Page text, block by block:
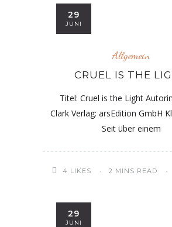
29
JUNI
Allgemein
CRUEL IS THE
Titel: Cruel is the Light
Clark Verlag: arsEdition GmbH
Seit über einem
4 LIKES 2 MINS READ
29
JUNI